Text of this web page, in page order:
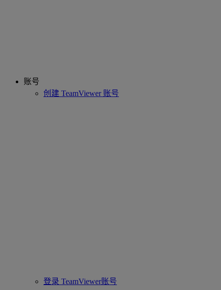
账号
创建 TeamViewer 账号
登录 TeamViewer账号